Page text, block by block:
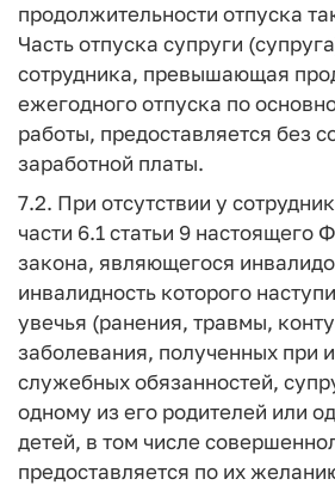
продолжительности отпуска
Часть отпуска супруги
сотрудника, превышающая
ежегодного отпуска по
работы, предоставляется без
заработной платы.
7.2. При отсутствии у
части 6.1 статьи 9 настоящего
закона, являющегося
инвалидность которого
увечья (ранения, травмы,
заболевания, полученных при
служебных обязанностей,
одному из его родителей или
детей, в том числе
предоставляется по их